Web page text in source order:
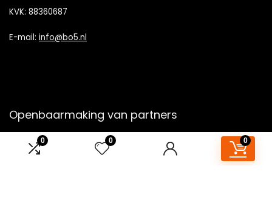
0 0 0
KVK: 88360687
E-mail: info@bo5.nl
Openbaarmaking van partners
Openbaarmaking
: Wij nemen deel aan het Amazon Services
LLC Associates Program, een affiliate-
advertentieprogramma dat is ontworpen om ons een manier